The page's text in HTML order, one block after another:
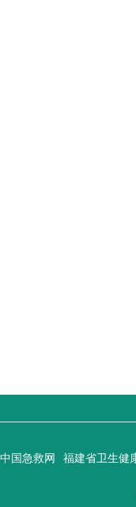
中国急救网 福建省卫生健